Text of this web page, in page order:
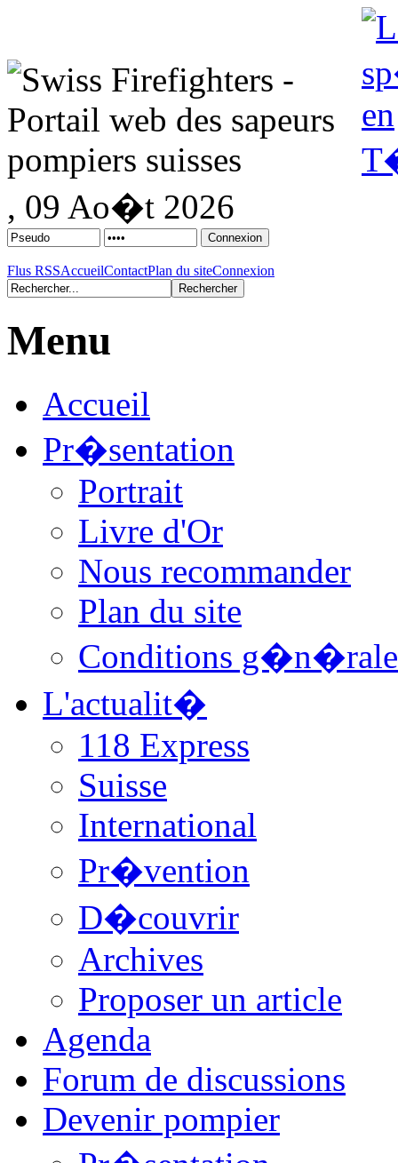
, 09 Ao�t 2026
Flus RSSAccueilContactPlan du siteConnexion
Menu
Accueil
Pr�sentation
Portrait
Livre d'Or
Nous recommander
Plan du site
Conditions
L'actualit�
118 Express
Suisse
International
Pr�vention
D�couvrir
Archives
Proposer un article
Agenda
Forum de discussions
Devenir pompier